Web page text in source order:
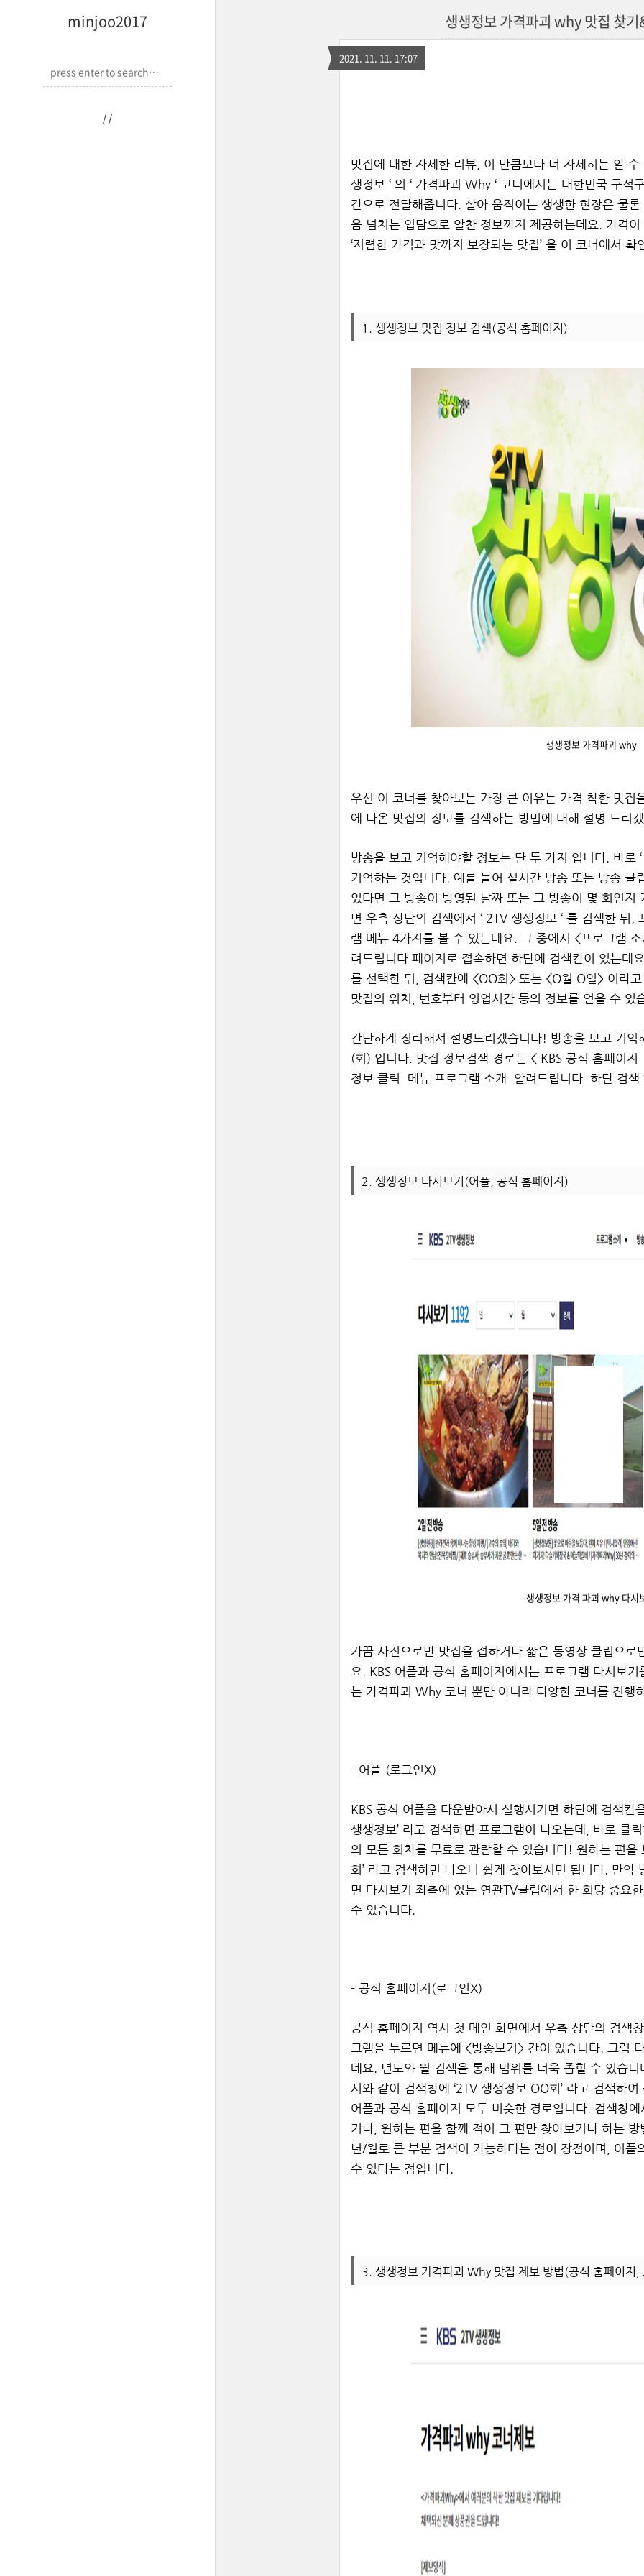
minjoo2017
/ /
생생정보 가격파괴 why 맛집 찾
2021. 11. 11. 17:07
맛집에 대한 자세한 리뷰, 이 만큼보다 더 자세히는 알
생정보 ‘ 의 ‘ 가격파괴 Why ‘ 코너에서는 대한민국 구
간으로 전달해줍니다. 살아 움직이는 생생한 현장은 물
음 넘치는 입담으로 알찬 정보까지 제공하는데요. 가격
‘저렴한 가격과 맛까지 보장되는 맛집’ 을 이 코너에서 확
1. 생생정보 맛집 정보 검색(공식 홈페이지)
생생정보 가격파괴 why
우선 이 코너를 찾아보는 가장 큰 이유는 가격 착한 맛집
에 나온 맛집의 정보를 검색하는 방법에 대해 설명 드리
방송을 보고 기억해야할 정보는 단 두 가지 입니다. 바로
기억하는 것입니다. 예를 들어 실시간 방송 또는 방송 클
있다면 그 방송이 방영된 날짜 또는 그 방송이 몇 회인지
면 우측 상단의 검색에서 ‘ 2TV 생생정보 ‘ 를 검색한 뒤
램 메뉴 4가지를 볼 수 있는데요. 그 중에서 <프로그램
려드립니다 페이지로 접속하면 하단에 검색칸이 있는데
를 선택한 뒤, 검색칸에 <OO회> 또는 <O월 O일> 이라
맛집의 위치, 번호부터 영업시간 등의 정보를 얻을 수 있
간단하게 정리해서 설명드리겠습니다! 방송을 보고 기
(회) 입니다. 맛집 정보검색 경로는 < KBS 공식 홈페이지
정보 클릭 ­ 메뉴 프로그램 소개 ­ 알려드립니다 ­ 하단 검색
2. 생생정보 다시보기(어플, 공식 홈페이지)
생생정보 가격 파괴 why 다시
가끔 사진으로만 맛집을 접하거나 짧은 동영상 클립으
요. KBS 어플과 공식 홈페이지에서는 프로그램 다시보
는 가격파괴 Why 코너 뿐만 아니라 다양한 코너를 진행
- 어플 (로그인X)
KBS 공식 어플을 다운받아서 실행시키면 하단에 검색칸
생생정보’ 라고 검색하면 프로그램이 나오는데, 바로 클
의 모든 회차를 무료로 관람할 수 있습니다! 원하는 편을
회’ 라고 검색하면 나오니 쉽게 찾아보시면 됩니다. 만약
면 다시보기 좌측에 있는 연관TV클립에서 한 회당 중요
수 있습니다.
- 공식 홈페이지(로그인X)
공식 홈페이지 역시 첫 메인 화면에서 우측 상단의 검색
그램을 누르면 메뉴에 <방송보기> 칸이 있습니다. 그럼
데요. 년도와 월 검색을 통해 범위를 더욱 좁힐 수 있습
서와 같이 검색창에 ‘2TV 생생정보 OO회’ 라고 검색하
어플과 공식 홈페이지 모두 비슷한 경로입니다. 검색창
거나, 원하는 편을 함께 적어 그 편만 찾아보거나 하는
년/월로 큰 부분 검색이 가능하다는 점이 장점이며, 어플
수 있다는 점입니다.
3. 생생정보 가격파괴 Why 맛집 제보 방법(공식 홈페이지,